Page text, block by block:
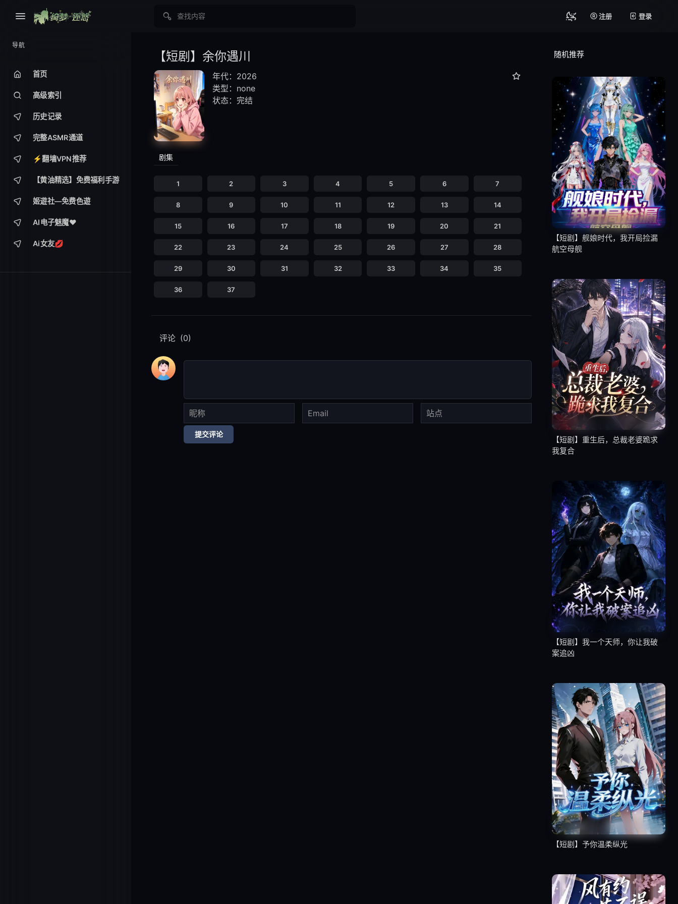
导航
首页
高级索引
历史记录
完整ASMR通道
⚡️翻墙VPN推荐
【黄油精选】免费福利手游
姬遊社—免费色遊
AI电子魅魔❤️
Ai女友💋
注册 登录
【短剧】余你遇川
年代：2026
类型：none
状态：完结
剧集
1 2 3 4 5 6 7
8 9 10 11 12 13 14
15 16 17 18 19 20 21
22 23 24 25 26 27 28
29 30 31 32 33 34 35
36 37
评论 (0)
提交评论
随机推荐
【短剧】舰娘时代，我开局捡漏
航空母舰
【短剧】重生后，总裁老婆跪求
我复合
【短剧】我一个天师，你让我破
案追凶
【短剧】予你温柔纵光